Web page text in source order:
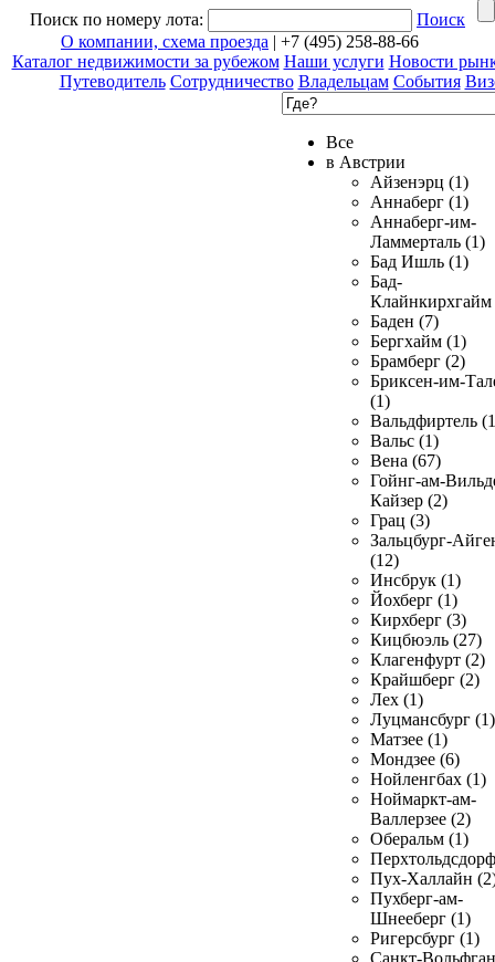
Поиск по номеру лота:
Поиск
О компании, схема проезда | +7 (495) 258-88-66
Каталог недвижимости за рубежом Наши услуги Новости
Путеводитель Сотрудничество Владельцам События
Все
в Австрии
Айзенэрц (1)
Аннаберг (1)
Аннаберг-им-
Ламмерталь (1)
Бад Ишль (1)
Бад-
Клайнкирхгайм
Баден (7)
Бергхайм (1)
Брамберг (2)
Бриксен-им-
(1)
Вальдфиртель
Вальс (1)
Вена (67)
Гойнг-ам-
Кайзер (2)
Грац (3)
Зальцбург-
(12)
Инсбрук (1)
Йохберг (1)
Кирхберг (3)
Кицбюэль (27)
Клагенфурт (2)
Крайшберг (2)
Лех (1)
Луцмансбург (1)
Матзее (1)
Мондзее (6)
Нойленгбах (1)
Ноймаркт-ам-
Валлерзее (2)
Оберальм (1)
Пух-Халлайн
Пухберг-ам-
Шнееберг (1)
Ригерсбург (1)
Санкт-